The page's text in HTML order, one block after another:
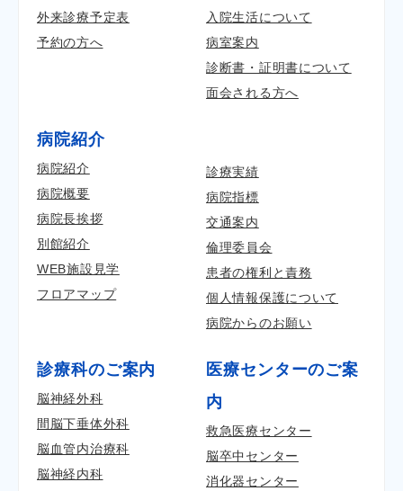
外来診療予定表
予約の方へ
入院生活について
病室案内
診断書・証明書について
面会される方へ
病院紹介
病院紹介
病院概要
病院長挨拶
別館紹介
WEB施設見学
フロアマップ
診療実績
病院指標
交通案内
倫理委員会
患者の権利と責務
個人情報保護について
病院からのお願い
診療科のご案内
脳神経外科
間脳下垂体外科
脳血管内治療科
脳神経内科
医療センターのご案
内
救急医療センター
脳卒中センター
消化器センター